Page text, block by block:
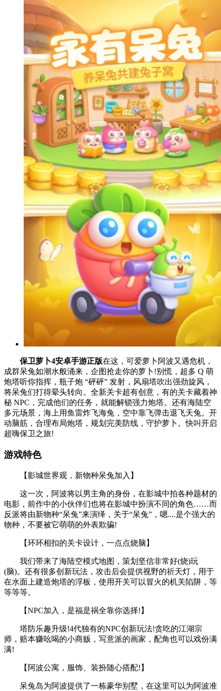
保卫萝卜4安卓手游正版在这，可爱萝卜阿波又遇危机，
成群呆兔如潮水般涌来，企图抢走你的萝卜!别慌，超多 Q 萌
炮塔听你指挥，瓶子炮 “砰砰” 发射，风扇塔吹出强劲旋风，
将呆兔们打得晕头转向。全新关卡超有创意，有的关卡藏着神
秘 NPC，完成他们的任务，就能解锁强力炮塔。还有海陆空
多元场景，海上用鱼雷炸飞海兔，空中靠飞弹击退飞天兔。开
动脑筋，合理布局炮塔，规划完美防线，守护萝卜。快叫开启
超嗨保卫之旅!
游戏特色
【影城世界观，新物种呆兔加入】
这一次，阿波将以男主角的身份，在影城中拍各种题材的
电影，前作中的小伙伴们也将在影城中扮演不同的角色……而
反派将由新物种“呆兔”来演绎，关于“呆兔”，嗯....是个强大的
物种，不要被它萌萌的外表欺骗!
【环环相扣的关卡设计，一点点烧脑】
我们带来了海陆空模式地图，策划坚信非常好(烧)玩
(脑)。还有很多创新玩法，攻击后会提供视野的祈天灯，用于
在水面上建造炮塔的浮板，使用开关可以冒火的机关陷阱，等
等等等。
【NPC加入，是福是祸全靠你选择!】
塔防乐趣升级!4代独有的NPC创新玩法!贪吃的江湖宗
师，赔本赚吆喝的小商贩，写意派的画家，配角也可以戏份满
满!
【阿波公寓，服饰、装扮随心搭配!】
呆兔岛为阿波提供了一栋豪华别墅，在这里可以为阿波准